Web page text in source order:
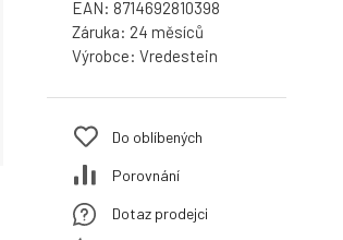
EAN: 8714692810398
Záruka: 24 měsíců
Výrobce: Vredestein
Do oblíbených
Porovnání
Dotaz prodejci